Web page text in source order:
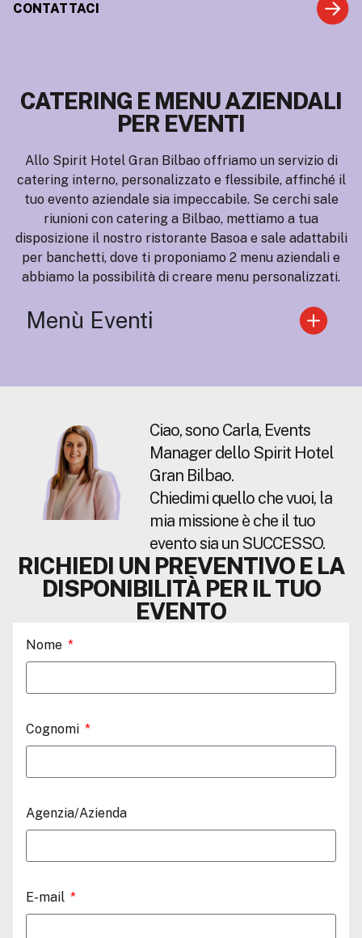
CONTATTACI
CATERING E MENU AZIENDALI
PER EVENTI
Allo Spirit Hotel Gran Bilbao offriamo un servizio di
catering interno, personalizzato e flessibile, affinché il
tuo evento aziendale sia impeccabile. Se cerchi sale
riunioni con catering a Bilbao, mettiamo a tua
disposizione il nostro ristorante Basoa e sale adattabili
per banchetti, dove ti proponiamo 2 menu aziendali e
abbiamo la possibilità di creare menu personalizzati.
Menù Eventi
Ciao, sono Carla, Events
Manager dello Spirit Hotel
Gran Bilbao.
Chiedimi quello che vuoi, la
mia missione è che il tuo
evento sia un SUCCESSO.
RICHIEDI UN PREVENTIVO E LA
DISPONIBILITÀ PER IL TUO
EVENTO
Nome
Cognomi
Agenzia/Azienda
E-mail